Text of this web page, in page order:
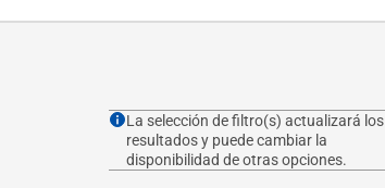
La selección de filtro(s) actualizará los
resultados y puede cambiar la
disponibilidad de otras opciones.